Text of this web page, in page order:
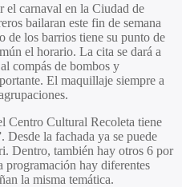
carnaval en la Ciudad de
bailaran este fin de semana
de los barrios tiene su punto de
el horario. La cita se dará a
compás de bombos y
El maquillaje siempre a
Centro Cultural Recoleta tiene
la fachada ya se puede
Dentro, también hay otros 6 por
programación hay diferentes
la misma temática.